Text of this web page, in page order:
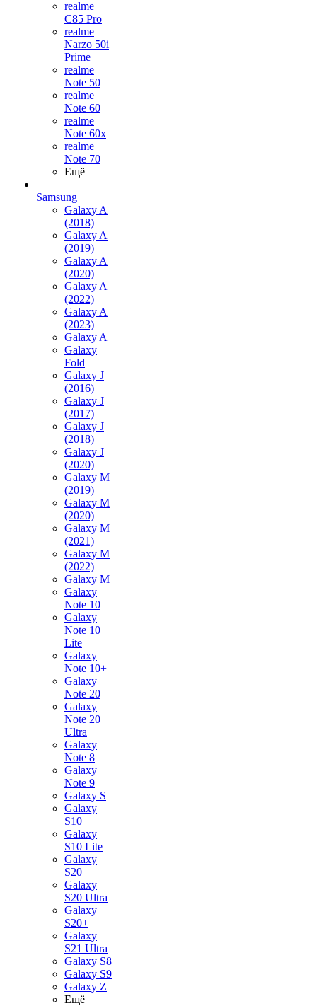
realme
C85 Pro
realme
Narzo 50i
Prime
realme
Note 50
realme
Note 60
realme
Note 60x
realme
Note 70
Ещё
Samsung
Galaxy A
(2018)
Galaxy A
(2019)
Galaxy A
(2020)
Galaxy A
(2022)
Galaxy A
(2023)
Galaxy A
Galaxy
Fold
Galaxy J
(2016)
Galaxy J
(2017)
Galaxy J
(2018)
Galaxy J
(2020)
Galaxy M
(2019)
Galaxy M
(2020)
Galaxy M
(2021)
Galaxy M
(2022)
Galaxy M
Galaxy
Note 10
Galaxy
Note 10
Lite
Galaxy
Note 10+
Galaxy
Note 20
Galaxy
Note 20
Ultra
Galaxy
Note 8
Galaxy
Note 9
Galaxy S
Galaxy
S10
Galaxy
S10 Lite
Galaxy
S20
Galaxy
S20 Ultra
Galaxy
S20+
Galaxy
S21 Ultra
Galaxy S8
Galaxy S9
Galaxy Z
Ещё